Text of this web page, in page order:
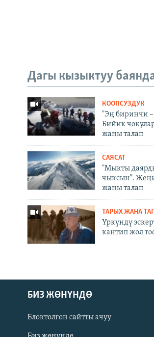
Дагы кызыктуу
КООПСУЗДУК
"Эң биринчи
Бийик
жаңы талап
САЯСАТ
"Мыкты
чыксын".
жаңы талап
ТАРЫХ ЖАНА
Үркүндү
кантип жол
БИЗ ЖӨНҮНДӨ
Блоктолгон сайтты ачуу